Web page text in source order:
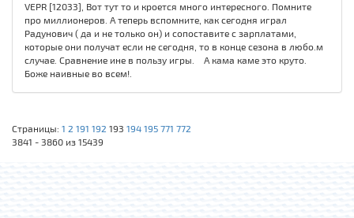
VEPR [12033], Вот тут то и кроется много интересного. Помните
про миллионеров. А теперь вспомните, как сегодня играл
Радунович ( да и не только он) и сопоставите с зарплатами,
которые они получат если не сегодня, то в конце сезона в любо.м
случае. Сравнение ине в пользу игры. А кама каме это круто.
Боже наивные во всем!.
Страницы: 1 2 191 192 193 194 195 771 772
3841 - 3860 из 15439